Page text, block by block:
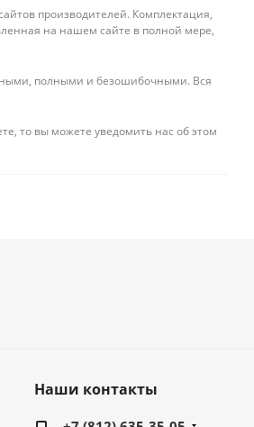
производителей. Комплектация,
на нашем сайте в полной мере,
полными и безошибочными. Вся
то вы можете уведомить нас об этом
Наши контакты